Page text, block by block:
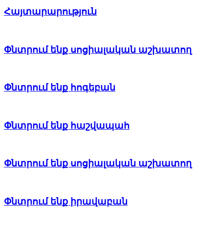
Հայտարարություն
Փնտրում ենք սոցիալական աշխատող
Փնտրում ենք հոգեբան
Փնտրում ենք հաշվապահ
Փնտրում ենք սոցիալական աշխատող
Փնտրում ենք իրավաբան